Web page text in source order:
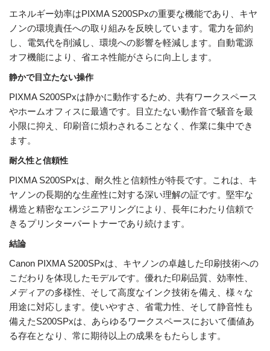
エネルギー効率はPIXMA S200SPxの重要な機能であり、キヤ
ノンの環境責任への取り組みを反映しています。電力を節約
し、電気代を削減し、環境への影響を軽減します。自動電源
オフ機能により、省エネ性能がさらに向上します。
静かで目立たない操作
PIXMA S200SPxは静かに動作するため、共有ワークスペース
やホームオフィスに最適です。目立たない動作音で騒音を最
小限に抑え、印刷音に煩わされることなく、作業に集中でき
ます。
耐久性と信頼性
PIXMA S200SPxは、耐久性と信頼性が特長です。これは、キ
ヤノンの長期的な生産性に対する深い理解の証です。堅牢な
構造と精密なエンジニアリングにより、長年にわたり信頼で
きるプリンターパートナーであり続けます。
結論
Canon PIXMA S200SPxは、キヤノンの卓越した印刷技術への
こだわりを体現したモデルです。優れた印刷品質、効率性、
メディアの多様性、そして高度なインク技術を備え、様々な
用途に対応します。使いやすさ、省電力性、そして静音性も
備えたS200SPxは、あらゆるワークスペースにおいて価値あ
る存在となり、常に期待以上の成果をもたらします。